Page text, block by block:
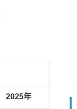
2025年